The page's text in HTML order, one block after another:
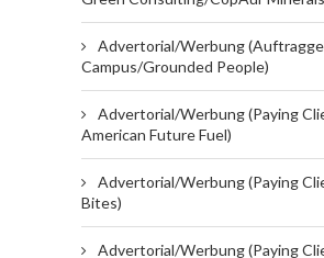
Advertorial/Werbung
Campus/Grounded People)
Advertorial/Werbung (Paying
American Future Fuel)
Advertorial/Werbung (Paying
Bites)
Advertorial/Werbung (Paying